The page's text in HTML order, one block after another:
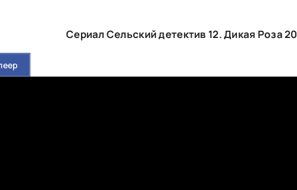
Сериал Сельский детектив 12. Дикая Роза